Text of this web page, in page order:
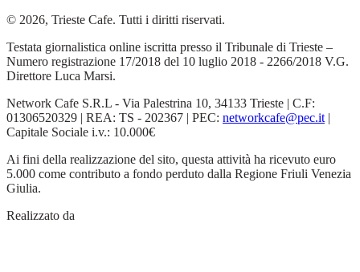
© 2026, Trieste Cafe. Tutti i diritti riservati.
Testata giornalistica online iscritta presso il Tribunale di Trieste –
Numero registrazione 17/2018 del 10 luglio 2018 - 2266/2018 V.G.
Direttore Luca Marsi.
Network Cafe S.R.L - Via Palestrina 10, 34133 Trieste | C.F:
01306520329 | REA: TS - 202367 | PEC: networkcafe@pec.it |
Capitale Sociale i.v.: 10.000€
Ai fini della realizzazione del sito, questa attività ha ricevuto euro
5.000 come contributo a fondo perduto dalla Regione Friuli Venezia
Giulia.
Realizzato da